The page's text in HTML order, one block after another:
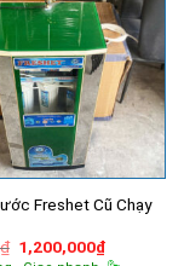
Freshet Cũ Chạy
₫ Giá
gốc
1,200,000₫Giá
hiện